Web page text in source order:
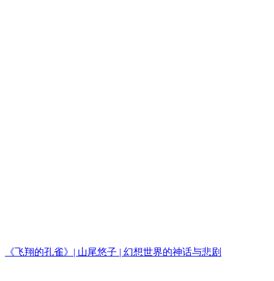
《飞翔的孔雀》| 山尾悠子 | 幻想世界的神话与悲剧